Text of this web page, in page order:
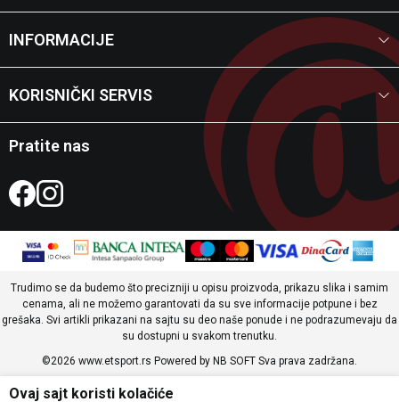
INFORMACIJE
KORISNIČKI SERVIS
Pratite nas
Trudimo se da budemo što precizniji u opisu proizvoda, prikazu slika i samim
cenama, ali ne možemo garantovati da su sve informacije potpune i bez
grešaka. Svi artikli prikazani na sajtu su deo naše ponude i ne podrazumevaju da
su dostupni u svakom trenutku.
©2026 www.etsport.rs Powered by NB SOFT Sva prava zadržana.
Ovaj sajt koristi kolačiće